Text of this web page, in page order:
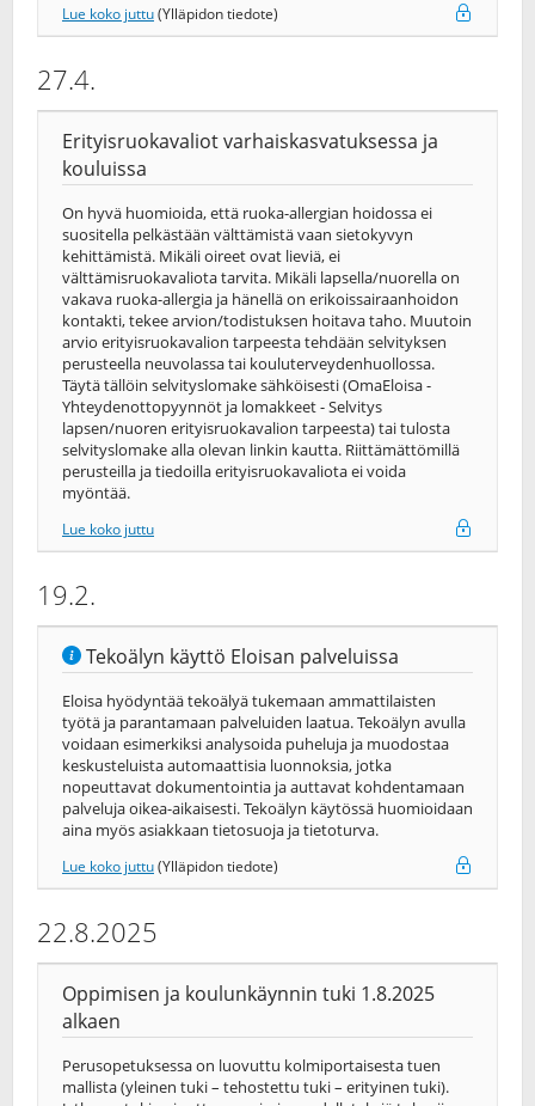
Lue koko juttu(Ylläpidon tiedote)
27.4.
Erityisruokavaliot varhaiskasvatuksessa ja
kouluissa
On hyvä huomioida, että ruoka-allergian hoidossa ei
suositella pelkästään välttämistä vaan sietokyvyn
kehittämistä. Mikäli oireet ovat lieviä, ei
välttämisruokavaliota tarvita. Mikäli lapsella/nuorella on
vakava ruoka-allergia ja hänellä on erikoissairaanhoidon
kontakti, tekee arvion/todistuksen hoitava taho. Muutoin
arvio erityisruokavalion tarpeesta tehdään selvityksen
perusteella neuvolassa tai kouluterveydenhuollossa.
Täytä tällöin selvityslomake sähköisesti (OmaEloisa -
Yhteydenottopyynnöt ja lomakkeet - Selvitys
lapsen/nuoren erityisruokavalion tarpeesta) tai tulosta
selvityslomake alla olevan linkin kautta. Riittämättömillä
perusteilla ja tiedoilla erityisruokavaliota ei voida
myöntää.
Lue koko juttu
19.2.
Tekoälyn käyttö Eloisan palveluissa
Eloisa hyödyntää tekoälyä tukemaan ammattilaisten
työtä ja parantamaan palveluiden laatua. Tekoälyn avulla
voidaan esimerkiksi analysoida puheluja ja muodostaa
keskusteluista automaattisia luonnoksia, jotka
nopeuttavat dokumentointia ja auttavat kohdentamaan
palveluja oikea-​aikaisesti. Tekoälyn käytössä huomioidaan
aina myös asiakkaan tietosuoja ja tietoturva.
Lue koko juttu(Ylläpidon tiedote)
22.8.2025
Oppimisen ja koulunkäynnin tuki 1.8.2025
alkaen
Perusopetuksessa on luovuttu kolmiportaisesta tuen
mallista (yleinen tuki – tehostettu tuki – erityinen tuki).